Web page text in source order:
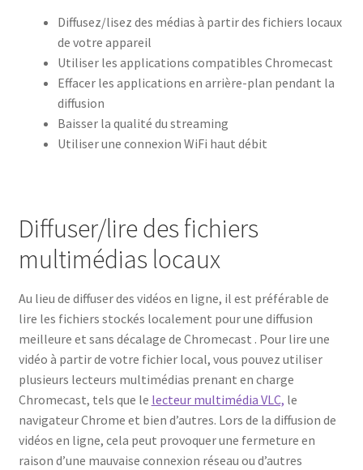
Diffusez/lisez des médias à partir des fichiers locaux
de votre appareil
Utiliser les applications compatibles Chromecast
Effacer les applications en arrière-plan pendant la
diffusion
Baisser la qualité du streaming
Utiliser une connexion WiFi haut débit
Diffuser/lire des fichiers
multimédias locaux
Au lieu de diffuser des vidéos en ligne, il est préférable de
lire les fichiers stockés localement pour une diffusion
meilleure et sans décalage de Chromecast . Pour lire une
vidéo à partir de votre fichier local, vous pouvez utiliser
plusieurs lecteurs multimédias prenant en charge
Chromecast, tels que le lecteur multimédia VLC, le
navigateur Chrome et bien d’autres. Lors de la diffusion de
vidéos en ligne, cela peut provoquer une fermeture en
raison d’une mauvaise connexion réseau ou d’autres